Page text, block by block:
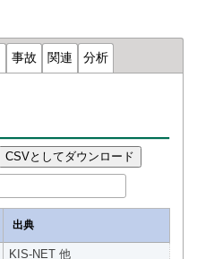
事故 関連 分析
CSVとしてダウンロード
出典
KIS-NET 他